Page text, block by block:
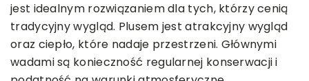
jest idealnym rozwiązaniem dla tych, którzy cenią
tradycyjny wygląd. Plusem jest atrakcyjny wygląd
oraz ciepło, które nadaje przestrzeni. Głównymi
wadami są konieczność regularnej konserwacji i